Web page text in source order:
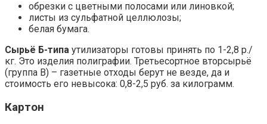
обрезки с цветными полосами или линовкой;
листы из сульфатной целлюлозы;
белая бумага.
Сырьё Б-типа утилизаторы готовы принять по 1-2,8 р./
кг. Это изделия полиграфии. Третьесортное вторсырьё
(группа В) – газетные отходы берут не везде, да и
стоимость его невысока: 0,8-2,5 руб. за килограмм.
Картон